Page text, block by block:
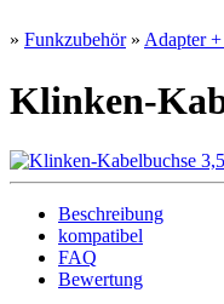
» Funkzubehör» Adapter
Klinken-
Beschreibung
kompatibel
FAQ
Bewertung